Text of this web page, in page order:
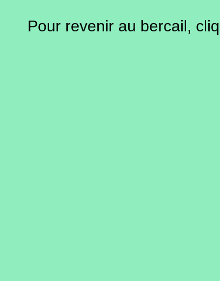
Pour revenir au bercail,